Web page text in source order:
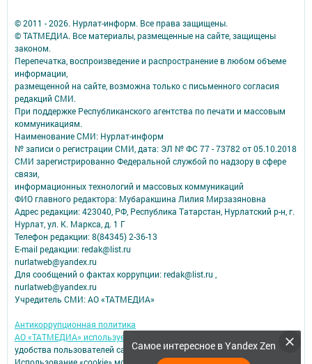
Самое интересное в Yandex Zen
© 2011 - 2026. Нурлат-⁠информ. Все права защищены.
© ТАТМЕДИА. Все материалы, размещенные на сайте, защищены
законом.
Перепечатка, воспроизведение и распространение в любом объеме
информации,
размещенной на сайте, возможна только с письменного согласия
редакций СМИ.
При поддержке Республиканского агентства по печати и массовым
коммуникациям.
Наименование СМИ: Нурлат-⁠информ
№ записи о регистрации СМИ, дата: ЭЛ № ФС 77 -⁠ 73782 от 05.10.2018
СМИ зарегистрированно Федеральной службой по надзору в сфере
связи,
информационных технологий и массовых коммуникаций
ФИО главного редактора: Мубаракшина Лилия Мирзазяновна
Адрес редакции: 423040, РФ, Республика Татарстан, Нурлатский р-н, г.
Нурлат, ул. К. Маркса, д. 1 Г
Телефон редакции: 8(84345) 2-36-13
E-mail редакции: redak@list.ru
nurlatweb@yandex.ru
Для сообщений о фактах коррупции: redak@list.ru ,
nurlatweb@yandex.ru
Учредитель СМИ: АО «ТАТМЕДИА»
Антикоррупционная политика
АО «ТАТМЕДИА» использует «cookie»
для персонализации сервисов и
удобства пользователей сайтом.
Использование «cookie» можно отменить в настройках браузера.